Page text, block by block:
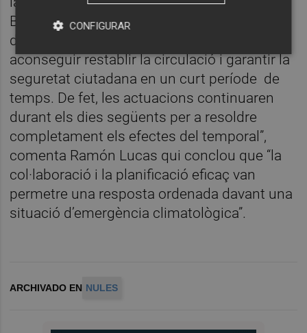
Brigada d’Obres i Serveis i la seua implicació
durant eixe cap de setmana, es va
aconseguir restablir la circulació i garantir la
seguretat ciutadana en un curt període de
temps. De fet, les actuacions continuaren
durant els dies següents per a resoldre
completament els efectes del temporal”,
comenta Ramón Lucas qui conclou que “la
col·laboració i la planificació eficaç van
permetre una resposta ordenada davant una
situació d’emergència climatològica”.
ARCHIVADO EN NULES
CONFIGURAR